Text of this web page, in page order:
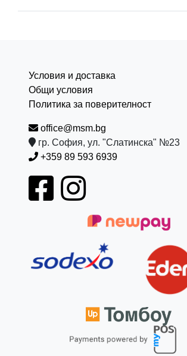
Условия и доставка
Общи условия
Политика за поверителност
office@msm.bg
гр. София, ул. "Слатинска" №23
+359 89 593 6939